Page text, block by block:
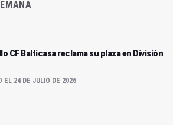
CF Balticasa reclama su plaza en División
EL 24 DE JULIO DE 2026